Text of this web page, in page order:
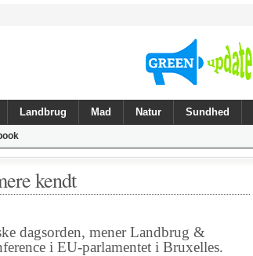
Landbrug Mad Natur Sundhed
kendt
dagsorden, mener Landbrug &
i EU-parlamentet i Bruxelles.